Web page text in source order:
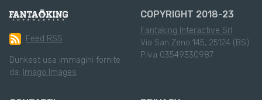
Feed RSS
Dunkest usa immagini fornite
da: Imago Images
COPYRIGHT 2018-23
Fantaking Interactive Srl
Via San Zeno 145, 25124 (BS)
P.Iva 03549330987